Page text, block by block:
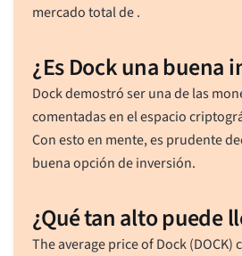
mercado total de.
¿Es Dock una buena
Dock demostró ser una de las
comentadas en el espacio
Con esto en mente, es prudente
buena opción de inversión.
¿Qué tan alto puede
The average price of Dock (DOCK)